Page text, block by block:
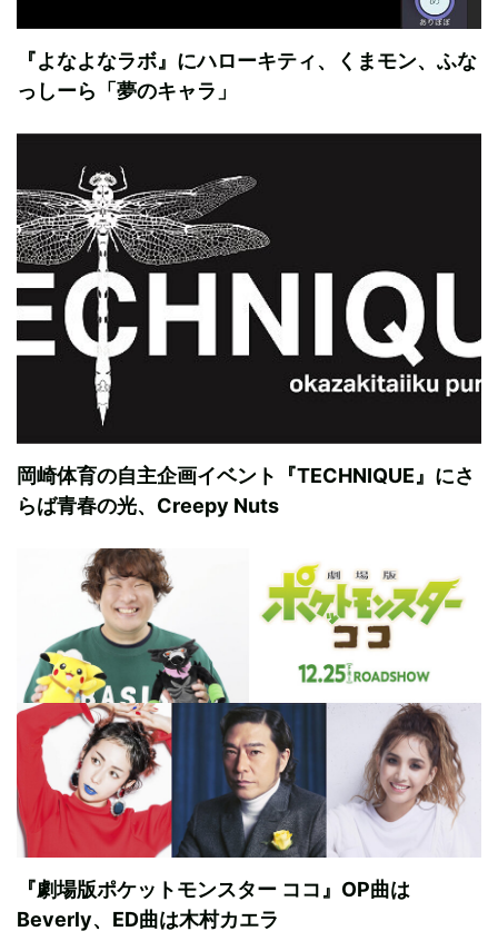
『よなよなラボ』にハローキティ、くまモン、ふな
っしーら「夢のキャラ」
岡崎体育の自主企画イベント『TECHNIQUE』にさ
らば青春の光、Creepy Nuts
『劇場版ポケットモンスター ココ』OP曲は
Beverly、ED曲は木村カエラ